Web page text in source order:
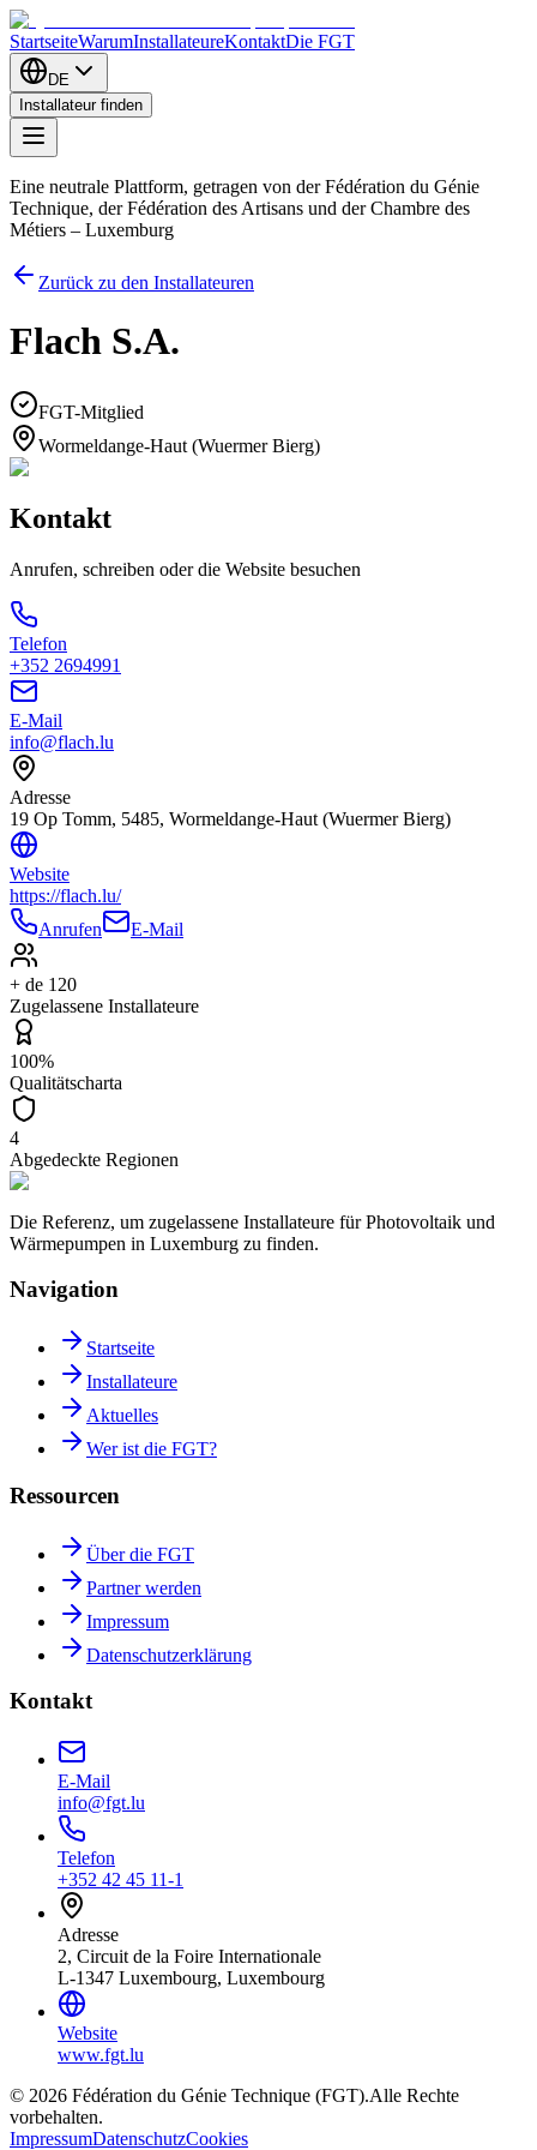
StartseiteWarumInstallateureKontaktDie FGT
DE
Installateur finden
Eine neutrale Plattform, getragen von der Fédération du Génie
Technique, der Fédération des Artisans und der Chambre des
Métiers – Luxemburg
Zurück zu den Installateuren
Flach S.A.
FGT-Mitglied
Wormeldange-Haut (Wuermer Bierg)
Kontakt
Anrufen, schreiben oder die Website besuchen
Telefon
+352 2694991
E-Mail
info@flach.lu
Adresse
19 Op Tomm, 5485, Wormeldange-Haut (Wuermer Bierg)
Website
https://flach.lu/
Anrufen
E-Mail
+ de 120
Zugelassene Installateure
100%
Qualitätscharta
4
Abgedeckte Regionen
Die Referenz, um zugelassene Installateure für Photovoltaik und
Wärmepumpen in Luxemburg zu finden.
Navigation
Startseite
Installateure
Aktuelles
Wer ist die FGT?
Ressourcen
Über die FGT
Partner werden
Impressum
Datenschutzerklärung
Kontakt
E-Mail
info@fgt.lu
Telefon
+352 42 45 11-1
Adresse
2, Circuit de la Foire Internationale
L-1347 Luxembourg, Luxembourg
Website
www.fgt.lu
© 2026 Fédération du Génie Technique (FGT).Alle Rechte
vorbehalten.
ImpressumDatenschutzCookies